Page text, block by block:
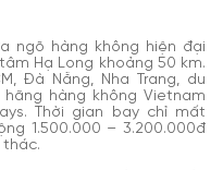
ngõ hàng không hiện đại
Hạ Long khoảng 50 km.
Đà Nẵng, Nha Trang, du
hàng không Vietnam
Thời gian bay chỉ mất
1.500.000 – 3.200.000đ